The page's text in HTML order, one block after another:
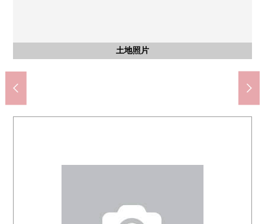
土地照片
土地照片
土地照片
土地照片
土地照片
土地照片
含有前面道路的外观
含有前面道路的外观
含有前面道路的外观
含有前面道路的外观